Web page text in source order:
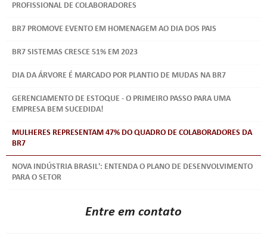
PROFISSIONAL DE COLABORADORES
BR7 PROMOVE EVENTO EM HOMENAGEM AO DIA DOS PAIS
BR7 SISTEMAS CRESCE 51% EM 2023
DIA DA ÁRVORE É MARCADO POR PLANTIO DE MUDAS NA BR7
GERENCIAMENTO DE ESTOQUE - O PRIMEIRO PASSO PARA UMA
EMPRESA BEM SUCEDIDA!
MULHERES REPRESENTAM 47% DO QUADRO DE COLABORADORES DA
BR7
NOVA INDÚSTRIA BRASIL': ENTENDA O PLANO DE DESENVOLVIMENTO
PARA O SETOR
Entre em contato